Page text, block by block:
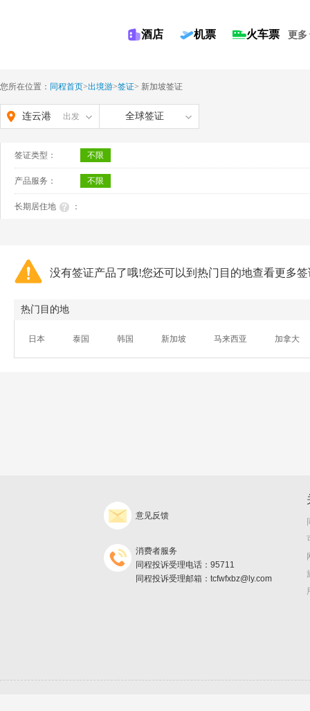
酒店 机票 火车票 更多
您所在位置： 同程首页>出境游>签证> 新加坡签证
连云港 出发 全球签证
签证类型： 不限
产品服务： 不限
长期居住地 ：
没有签证产品了哦!您还可以到热门目的地查看更多
热门目的地
日本 泰国 韩国 新加坡 马来西亚 加拿大
意见反馈
消费者服务
同程投诉受理电话：95711
同程投诉受理邮箱：tcfwfxbz@ly.com